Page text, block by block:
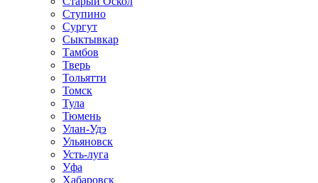
Ступино
Сургут
Сыктывкар
Тамбов
Тверь
Тольятти
Томск
Тула
Тюмень
Улан-Удэ
Ульяновск
Усть-луга
Уфа
Хабаровск